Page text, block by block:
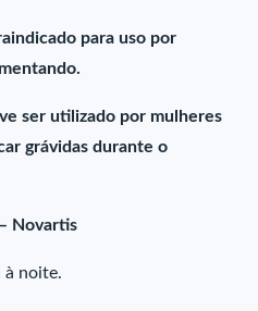
para uso por
ser utilizado por mulheres
grávidas durante o
Novartis
à noite.